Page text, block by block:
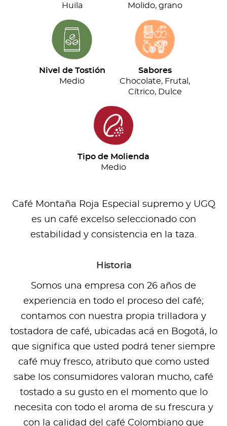
Huila
Molido, grano
Nivel de Tostión
Medio
Sabores
Chocolate, Frutal,
Cítrico, Dulce
Tipo de Molienda
Medio
Café Montaña Roja Especial supremo y UGQ
es un café excelso seleccionado con
estabilidad y consistencia en la taza.
Historia
Somos una empresa con 26 años de
experiencia en todo el proceso del café;
contamos con nuestra propia trilladora y
tostadora de café, ubicadas acá en Bogotá, lo
que significa que usted podrá tener siempre
café muy fresco, atributo que como usted
sabe los consumidores valoran mucho, café
tostado a su gusto en el momento que lo
necesita con todo el aroma de su frescura y
con la calidad del café Colombiano que